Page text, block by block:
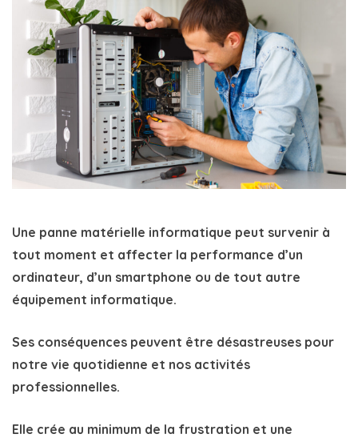
Une panne matérielle informatique peut survenir à
tout moment et affecter la performance d’un
ordinateur, d’un smartphone ou de tout autre
équipement informatique.
Ses conséquences peuvent être désastreuses pour
notre vie quotidienne et nos activités
professionnelles.
Elle crée au minimum de la frustration et une